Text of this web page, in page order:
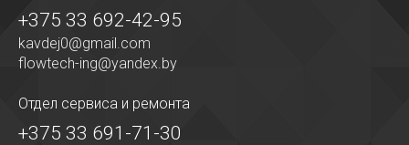
+375 33 692-42-95
kavdej0@gmail.com
flowtech-ing@yandex.by
Отдел сервиса и ремонта
+375 33 691-71-30